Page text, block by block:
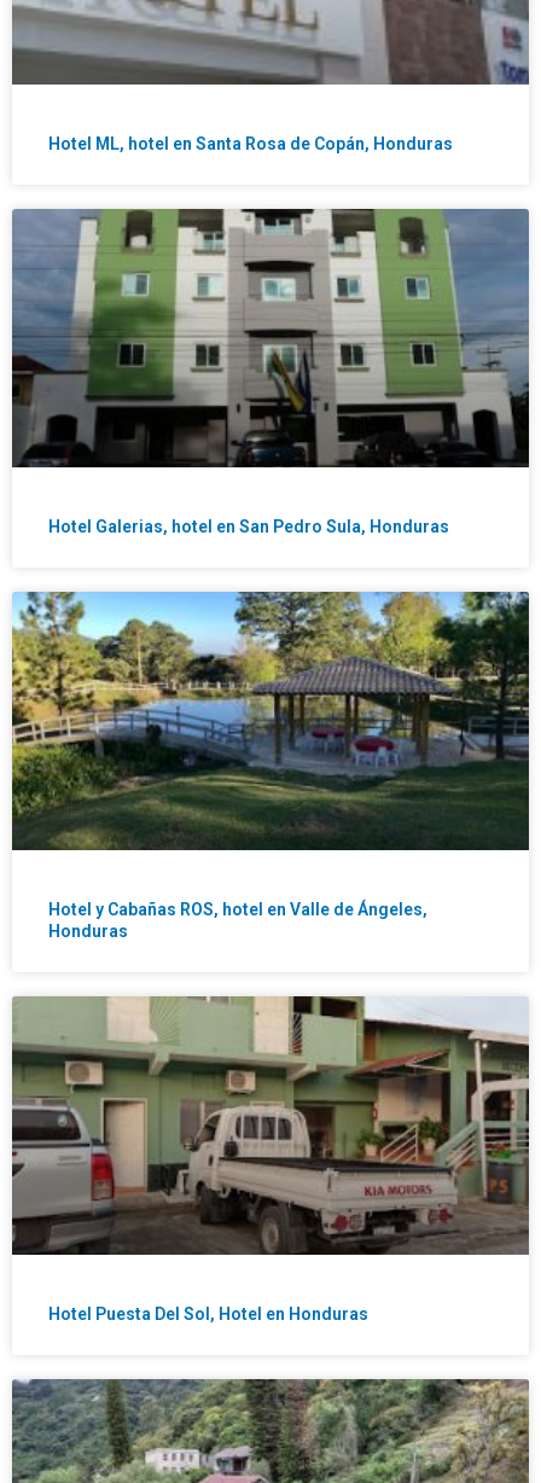
Hotel ML, hotel en Santa Rosa de Copán, Honduras
Hotel Galerias, hotel en San Pedro Sula, Honduras
Hotel y Cabañas ROS, hotel en Valle de Ángeles,
Honduras
Hotel Puesta Del Sol, Hotel en Honduras